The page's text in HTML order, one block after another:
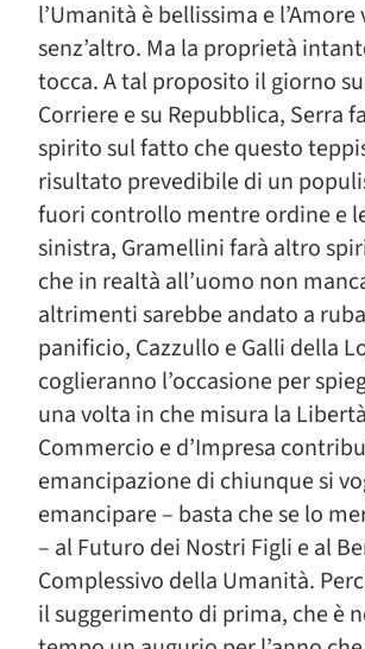
l’Umanità è bellissima e l’Amore
senz’altro. Ma la proprietà
tocca. A tal proposito il giorno
Corriere e su Repubblica, Serra
spirito sul fatto che questo
risultato prevedibile di un
fuori controllo mentre ordine e
sinistra, Gramellini farà altro
che in realtà all’uomo non
altrimenti sarebbe andato a
panificio, Cazzullo e Galli della
coglieranno l’occasione per
una volta in che misura la
Commercio e d’Impresa
emancipazione di chiunque si
emancipare – basta che se lo
– al Futuro dei Nostri Figli e al
Complessivo della Umanità.
il suggerimento di prima, che è